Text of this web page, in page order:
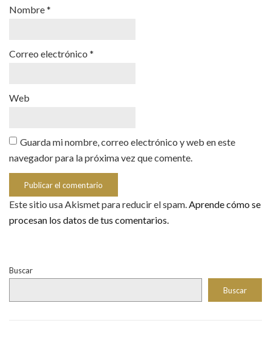
Nombre*
Correo electrónico *
Web
Guarda mi nombre, correo electrónico y web en este
navegador para la próxima vez que comente.
Este sitio usa Akismet para reducir el spam.Aprende cómo se
procesan los datos de tus comentarios.
Buscar
Buscar